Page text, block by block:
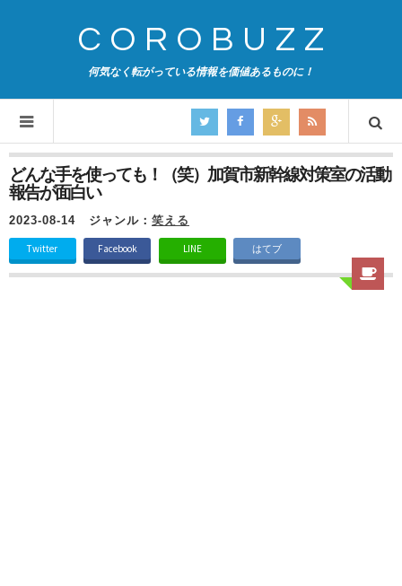
COROBUZZ
何気なく転がっている情報を価値あるものに！
どんな手を使っても！（笑）加賀市新幹線対策室の活動
報告が面白い
2023-08-14 ジャンル： 笑える
Twitter Facebook LINE はてブ